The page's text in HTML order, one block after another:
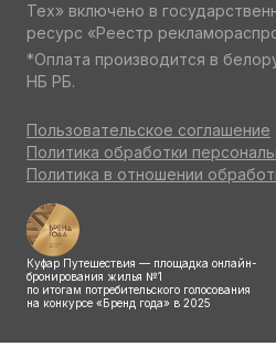
Тех» включено в
ресурс «Реестр
*Оплата производится в
НБ РБ.
Пользовательское соглашение
Политика обработки
Политика в отношении
Куфар Путешествия — площадка онлайн-
бронирования жилья №1
по итогам потребительского голосования
на конкурсе «Бренд года» в 2025